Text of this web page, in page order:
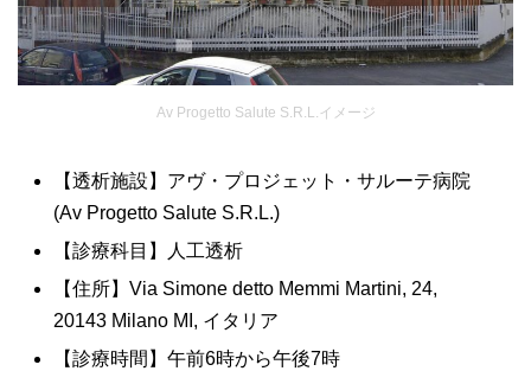
Av Progetto Salute S.R.L.イメージ
【透析施設】アヴ・プロジェット・サルーテ病院
(Av Progetto Salute S.R.L.)
【診療科目】人工透析
【住所】Via Simone detto Memmi Martini, 24,
20143 Milano MI, イタリア
【診療時間】午前6時から午後7時